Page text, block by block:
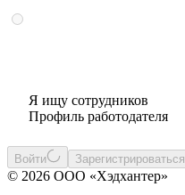
Я ищу сотрудников
Профиль работодателя
Войти Зарегистрироваться
© 2026 ООО «Хэдхантер»